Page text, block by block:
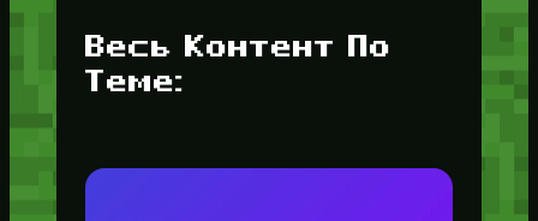
Весь Контент По
Теме: